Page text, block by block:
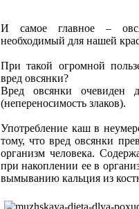
И самое главное –
необходимый для нашей
При такой огромной
вред овсянки?
Вред овсянки очевиден
(непереносимость злаков).
Употребление каш в
тому, что вред овсянки
организм человека.
при накоплении ее в
вымыванию кальция из